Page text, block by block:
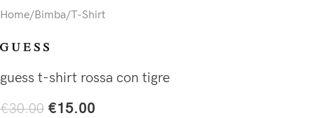
Home/Bimba/T-Shirt
guess t-shirt rossa con tigre
€30.00 €15.00